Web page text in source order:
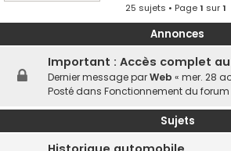
25 sujets • Page1 sur1
Annonces
Important : Accès complet
Dernier message parWeb « mer. 28
Posté dans Fonctionnement du forum
Sujets